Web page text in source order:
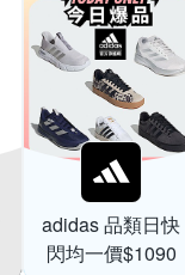
adidas 品類日快
閃均一價$1090